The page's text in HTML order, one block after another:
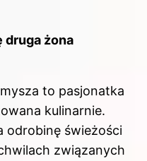
druga żona
to pasjonatka
kulinarnie.
odrobinę świeżości
związanych